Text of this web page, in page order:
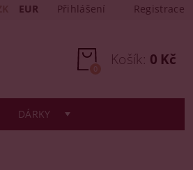
EUR Přihlášení Registrace
Košík: 0 Kč
0
DÁRKY